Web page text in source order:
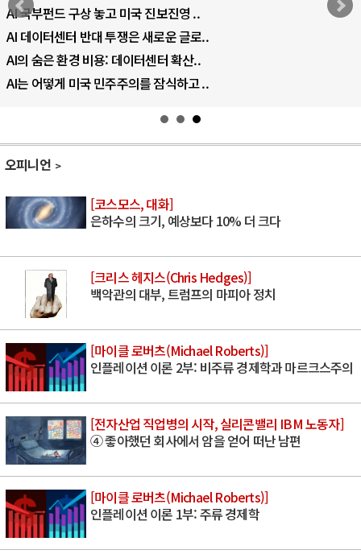
AI 국부펀드 구상 놓고 미국 진보진영 ..
AI 데이터센터 반대 투쟁은 새로운 글로..
AI의 숨은 환경 비용: 데이터센터 확산..
AI는 어떻게 미국 민주주의를 잠식하고 ..
오피니언
[코스모스, 대화]
은하수의 크기, 예상보다 10% 더 크다
[크리스 헤지스(Chris Hedges)]
백악관의 대부, 트럼프의 마피아 정치
[마이클 로버츠(Michael Roberts)]
인플레이션 이론 2부: 비주류 경제학과 마르크스주의
[전자산업 직업병의 시작, 실리콘밸리 IBM 노동자]
④ 좋아했던 회사에서 암을 얻어 떠난 남편
[마이클 로버츠(Michael Roberts)]
인플레이션 이론 1부: 주류 경제학